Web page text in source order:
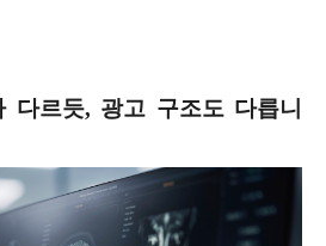
다르듯, 광고 구조도 다릅니